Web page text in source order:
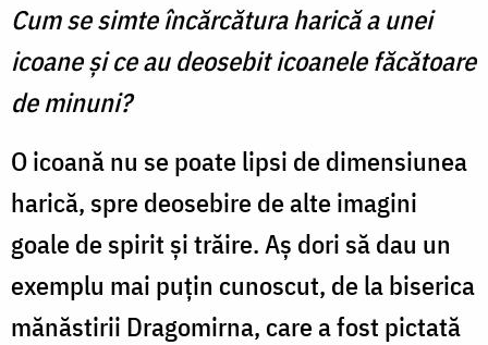
Cum se simte încărcătura harică a unei
icoane şi ce au deosebit icoanele făcătoare
de minuni?
O icoană nu se poate lipsi de dimensiunea
harică, spre deosebire de alte imagini
goale de spirit şi trăire. Aş dori să dau un
exemplu mai puţin cunoscut, de la biserica
mănăstirii Dragomirna, care a fost pictată